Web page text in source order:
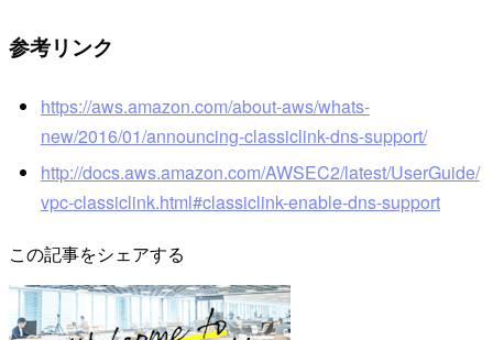
参考リンク
https://aws.amazon.com/about-aws/whats-
new/2016/01/announcing-classiclink-dns-support/
http://docs.aws.amazon.com/AWSEC2/latest/UserGuide/
vpc-classiclink.html#classiclink-enable-dns-support
この記事をシェアする